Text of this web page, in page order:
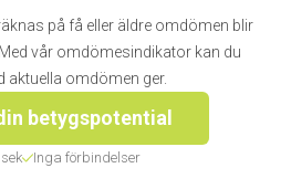
på få eller äldre omdömen blir
vår omdömesindikator kan du
aktuella omdömen ger.
betygspotential
Inga förbindelser